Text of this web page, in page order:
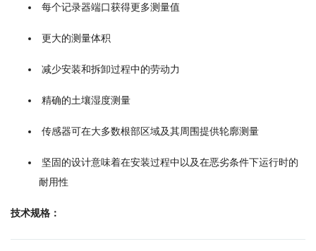
每个记录器端口获得更多测量值
更大的测量体积
减少安装和拆卸过程中的劳动力
精确的土壤湿度测量
传感器可在大多数根部区域及其周围提供轮廓测量
坚固的设计意味着在安装过程中以及在恶劣条件下运行时的
耐用性
技术规格：